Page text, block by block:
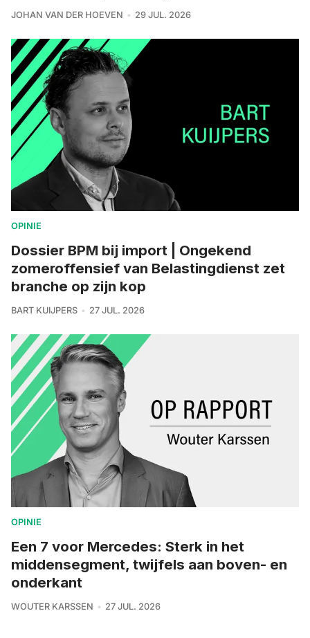
JOHAN VAN DER HOEVEN 29 JUL. 2026
OPINIE
Dossier BPM bij import | Ongekend
zomeroffensief van Belastingdienst zet
branche op zijn kop
BART KUIJPERS 27 JUL. 2026
OPINIE
Een 7 voor Mercedes: Sterk in het
middensegment, twijfels aan boven- en
onderkant
WOUTER KARSSEN 27 JUL. 2026